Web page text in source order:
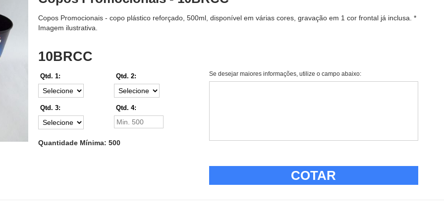
Copos Promocionais - copo plástico reforçado, 500ml, disponível em várias cores, gravação em 1 cor frontal já inclusa. *
Imagem ilustrativa.
10BRCC
Qtd. 1: Qtd. 2:
Qtd. 3: Qtd. 4:
Quantidade Mínima: 500
Se desejar maiores informações, utilize o campo abaixo:
COTAR